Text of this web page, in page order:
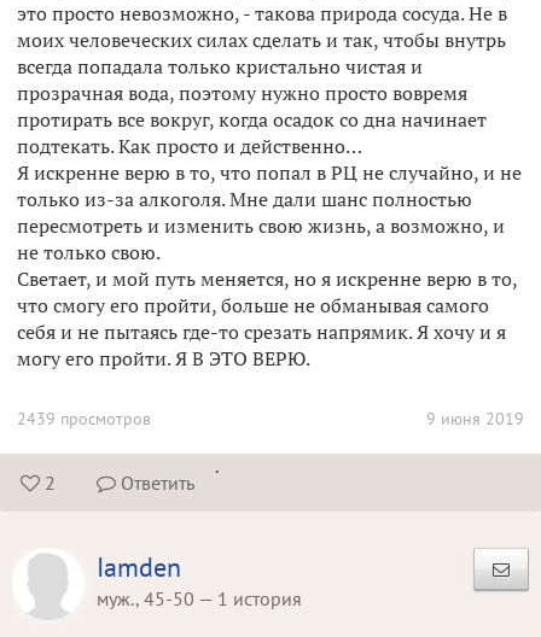
это просто невозможно, - такова природа сосуда. Не в
моих человеческих силах сделать и так, чтобы внутрь
всегда попадала только кристально чистая и
прозрачная вода, поэтому нужно просто вовремя
протирать все вокруг, когда осадок со дна начинает
подтекать. Как просто и действенно…
Я искренне верю в то, что попал в РЦ не случайно, и не
только из-за алкоголя. Мне дали шанс полностью
пересмотреть и изменить свою жизнь, а возможно, и
не только свою.
Светает, и мой путь меняется, но я искренне верю в то,
что смогу его пройти, больше не обманывая самого
себя и не пытаясь где-то срезать напрямик. Я хочу и я
могу его пройти. Я В ЭТО ВЕРЮ.
9 июня 2019
2439 просмотров
 2  Ответить
.
Iamden
муж., 45-50 — 1 история